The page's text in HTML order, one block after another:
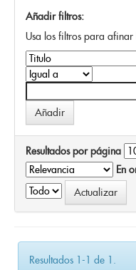
Añadir filtros:
Usa los filtros para afinar
Resultados por página
En
Resultados 1-1 de 1.